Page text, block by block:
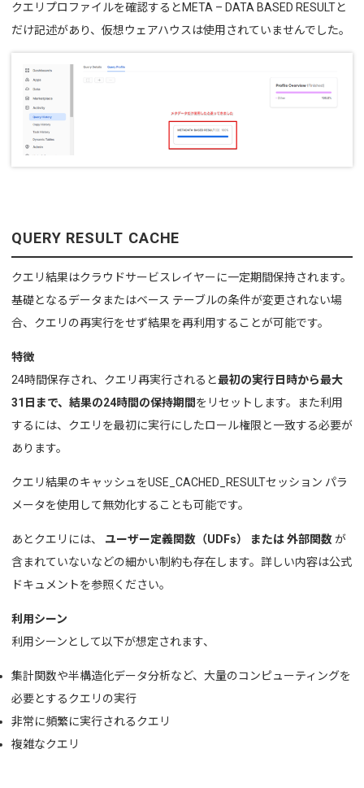
クエリプロファイルを確認するとMETA – DATA BASED RESULTと
だけ記述があり、仮想ウェアハウスは使用されていませんでした。
QUERY RESULT CACHE
クエリ結果はクラウドサービスレイヤーに一定期間保持されます。
基礎となるデータまたはベース テーブルの条件が変更されない場
合、クエリの再実行をせず結果を再利用することが可能です。
特徴
24時間保存され、クエリ再実行されると最初の実行日時から最大
31日まで、結果の24時間の保持期間をリセットします。
また利用
するには、クエリを最初に実行にしたロール権限と一致する必要が
あります。
クエリ結果のキャッシュをUSE_CACHED_RESULTセッション パラ
メータを使用して無効化することも可能です。
あとクエリには、 ユーザー定義関数（UDFs） または外部関数が
含まれていないなどの細かい制約も存在します。詳しい内容は公式
ドキュメントを参照ください。
利用シーン
利用シーンとして以下が想定されます、
集計関数や半構造化データ分析など、大量のコンピューティングを
必要とするクエリの実行
非常に頻繁に実行されるクエリ
複雑なクエリ